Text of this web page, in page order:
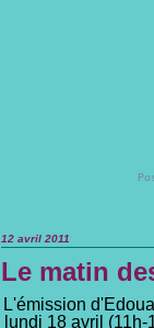
12 avril 2011
Le matin
L'émission
lundi 18 avril